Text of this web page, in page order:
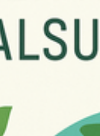
die HOST
starten oder